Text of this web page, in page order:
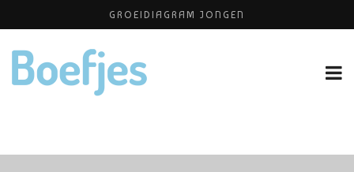
GROEIDIAGRAM JONGEN
PLATEAU KINDEROPVANG